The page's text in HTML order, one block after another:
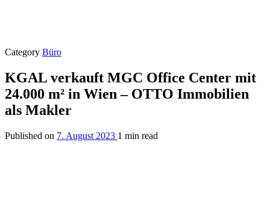
Category Büro
KGAL verkauft MGC Office Center mit
24.000 m² in Wien – OTTO Immobilien
als Makler
Published on 7. August 2023 1 min read